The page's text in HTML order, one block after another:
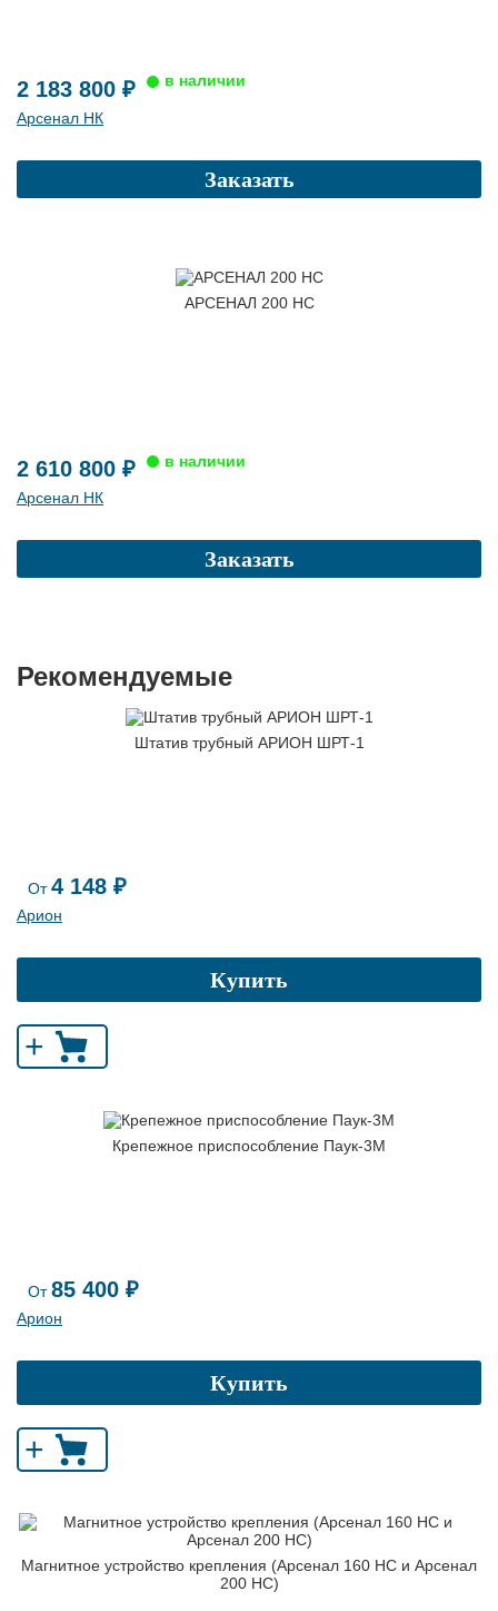
2 183 800 ₽
Арсенал НК
Заказать
АРСЕНАЛ 200 НС
2 610 800 ₽
Арсенал НК
Заказать
Рекомендуемые
Штатив трубный АРИОН ШРТ-1
От4 148 ₽
Арион
Купить
+
Крепежное приспособление Паук-3М
От85 400 ₽
Арион
Купить
+
Магнитное устройство крепления (Арсенал 160 НС и Арсенал
200 НС)